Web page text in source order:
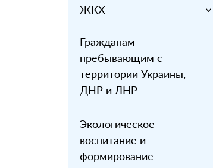
ЖКХ
Гражданам
пребывающим с
территории Украины,
ДНР и ЛНР
Экологическое
воспитание и
формирование